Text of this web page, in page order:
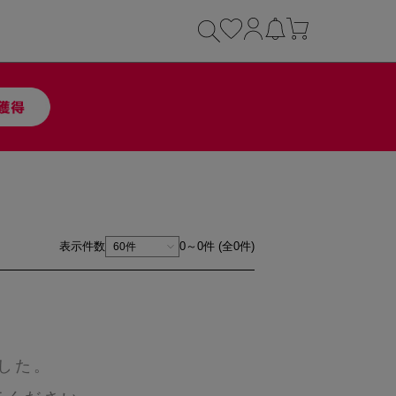
表示件数 0～0件 (全0件)
た。